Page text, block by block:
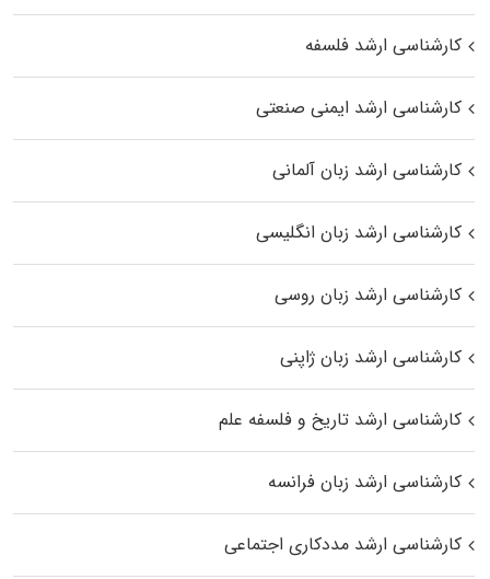
کارشناسی ارشد فلسفه
کارشناسی ارشد ایمنی صنعتی
کارشناسی ارشد زبان آلمانی
کارشناسی ارشد زبان انگلیسی
کارشناسی ارشد زبان روسی
کارشناسی ارشد زبان ژاپنی
کارشناسی ارشد تاریخ و فلسفه علم
کارشناسی ارشد زبان فرانسه
کارشناسی ارشد مددکاری اجتماعی